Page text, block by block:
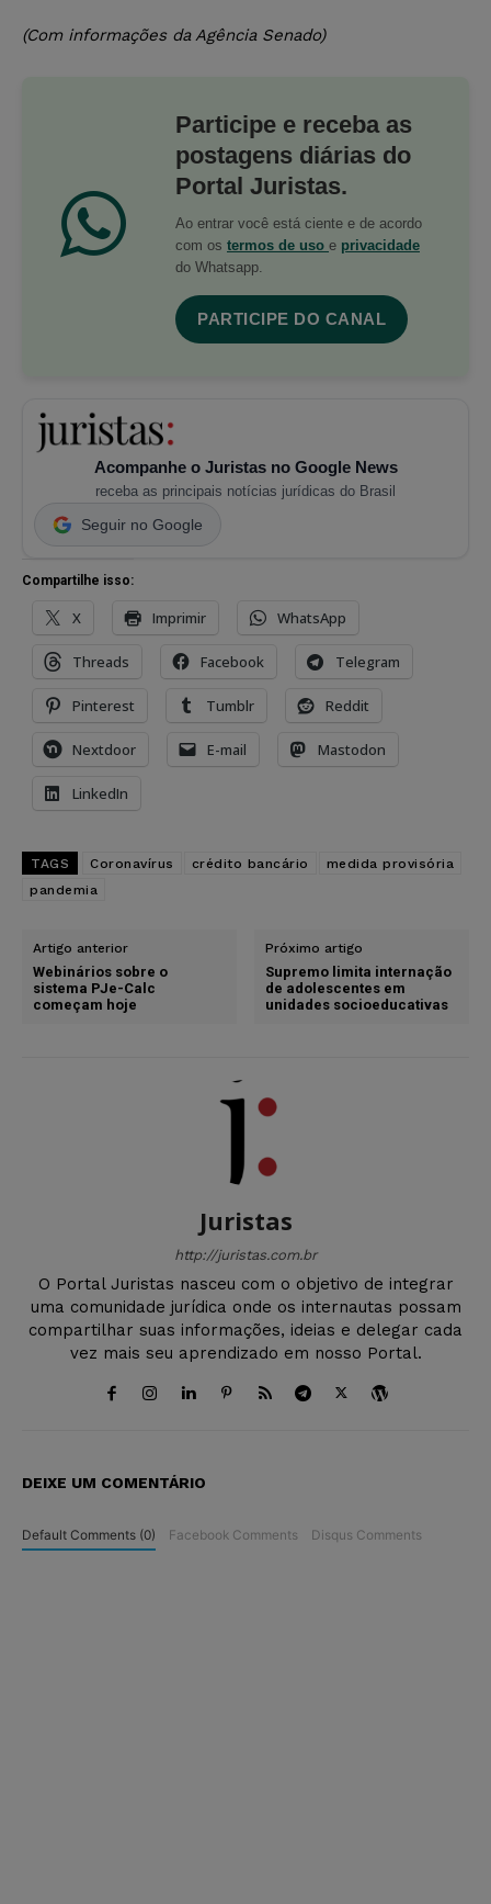
(Com informações da Agência Senado)
Participe e receba as
postagens diárias do
Portal Juristas.
Ao entrar você está ciente e de acordo
com os termos de uso e privacidade
do Whatsapp.
PARTICIPE DO CANAL
Acompanhe o Juristas no Google News
receba as principais notícias jurídicas do Brasil
Seguir no Google
Compartilhe isso:
X Imprimir WhatsApp
Threads Facebook Telegram
Pinterest Tumblr Reddit
Nextdoor E-mail Mastodon
LinkedIn
TAGS Coronavírus crédito bancário
medida provisória
pandemia
Artigo anterior
Webinários sobre o
sistema PJe-Calc
começam hoje
Próximo artigo
Supremo limita internação
de adolescentes em
unidades socioeducativas
Juristas
http://juristas.com.br
O Portal Juristas nasceu com o objetivo de integrar
uma comunidade jurídica onde os internautas possam
compartilhar suas informações, ideias e delegar cada
vez mais seu aprendizado em nosso Portal.
DEIXE UM COMENTÁRIO
Default Comments (0) Facebook Comments Disqus Comments